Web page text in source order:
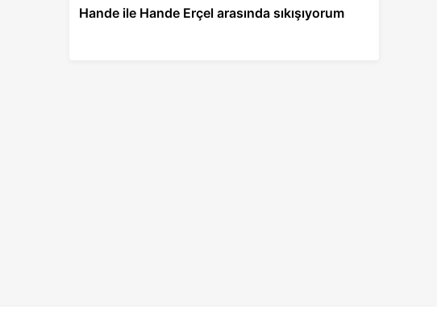
Hande ile Hande Erçel arasında sıkışıyorum